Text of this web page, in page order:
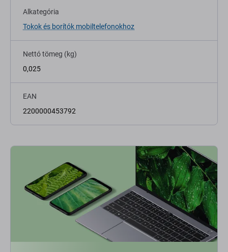
Alkategória
Tokok és borítók mobiltelefonokhoz
Nettó tömeg (kg)
0,025
EAN
2200000453792